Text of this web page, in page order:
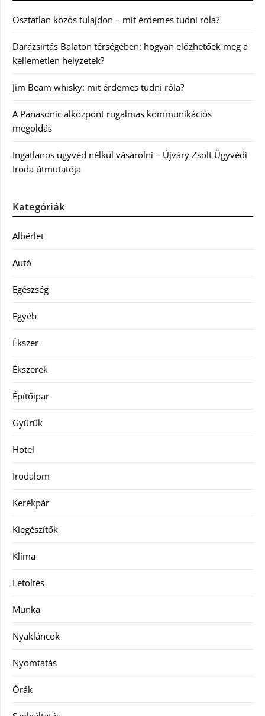
Osztatlan közös tulajdon – mit érdemes tudni róla?
Darázsirtás Balaton térségében: hogyan előzhetőek meg a
kellemetlen helyzetek?
Jim Beam whisky: mit érdemes tudni róla?
A Panasonic alközpont rugalmas kommunikációs
megoldás
Ingatlanos ügyvéd nélkül vásárolni – Újváry Zsolt Ügyvédi
Iroda útmutatója
Kategóriák
Albérlet
Autó
Egészség
Egyéb
Ékszer
Ékszerek
Építőipar
Gyűrűk
Hotel
Irodalom
Kerékpár
Kiegészítők
Klíma
Letöltés
Munka
Nyakláncok
Nyomtatás
Órák